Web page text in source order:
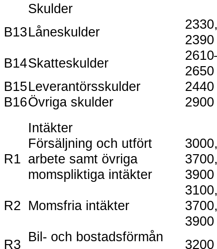
Skulder
B13Låneskulder
2390
B14Skatteskulder
2650
B15Leverantörsskulder
2440
B16Övriga skulder
2900
Intäkter
R1
Försäljning och utfört
arbete samt övriga
momspliktiga intäkter
3900
R2 Momsfria intäkter
3900
R3
Bil- och bostadsförmån
3200